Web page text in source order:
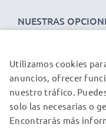
NUESTRAS
NUESTROS
© subtel.es 2026
Todos los precios
Utilizamos cookies
anuncios, ofrecer
nuestro tráfico.
solo las necesarias o
Encontrarás más